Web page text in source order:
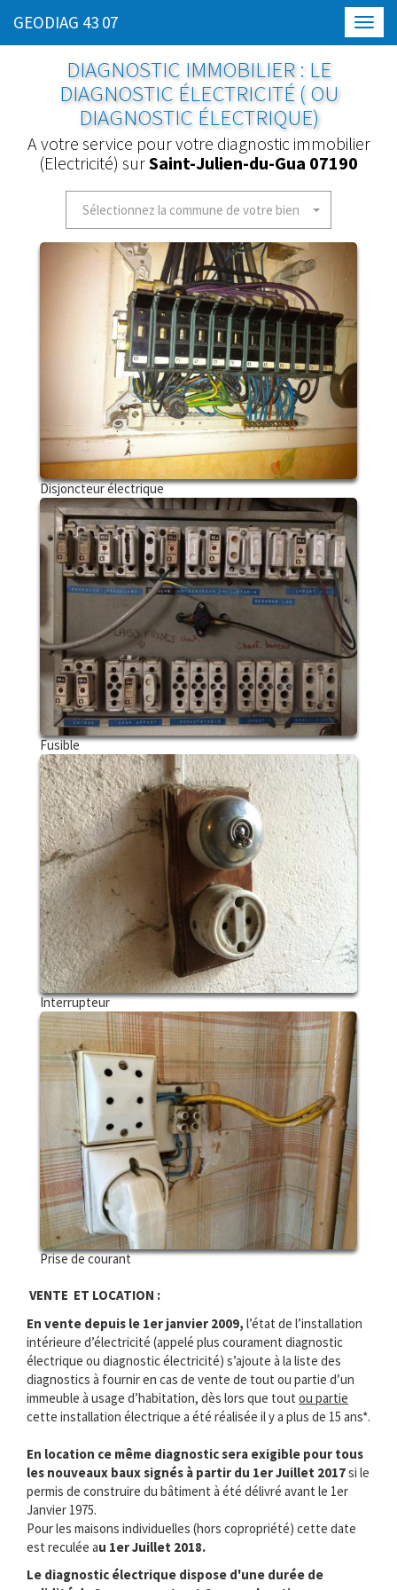
GEODIAG 43 07
DIAGNOSTIC IMMOBILIER : LE
DIAGNOSTIC ÉLECTRICITÉ ( OU
DIAGNOSTIC ÉLECTRIQUE)
A votre service pour votre diagnostic immobilier
(Electricité) surSaint-Julien-du-Gua 07190
Sélectionnez la commune de votre bien
Disjoncteur électrique
Fusible
Interrupteur
Prise de courant
VENTE ET LOCATION :
En vente depuis le 1er janvier 2009, l’état de l’installation
intérieure d’électricité (appelé plus courament diagnostic
électrique ou diagnostic électricité) s’ajoute à la liste des
diagnostics à fournir en cas de vente de tout ou partie d’un
immeuble à usage d’habitation, dès lors que tout ou partie
cette installation électrique a été réalisée il y a plus de 15 ans*.
En location ce même diagnostic sera exigible pour tous
les nouveaux baux signés à partir du 1er Juillet 2017si le
permis de construire du bâtiment à été délivré avant le 1er
Janvier 1975.
Pour les maisons individuelles (hors copropriété) cette date
est reculée au 1er Juillet 2018.
Le diagnostic électrique dispose d'une durée de